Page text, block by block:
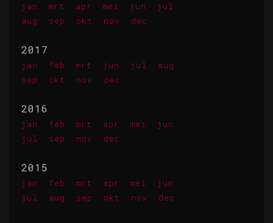
jan mrt apr mei jun
jul
aug
sep okt nov dec
2017
jan feb mrt jun jul
aug
sep
okt nov dec
2016
jan feb mrt apr mei
jun
jul
sep nov dec
2015
jan feb mrt apr mei
jun
jul
aug sep okt nov dec